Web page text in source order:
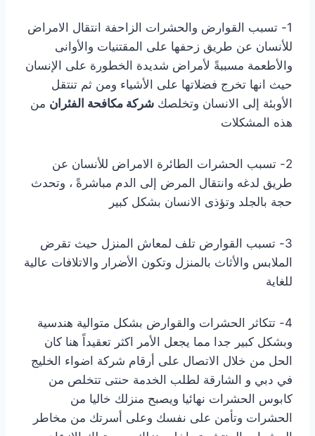
1- تسبب القوارض والحشرات الزاحفة انتقال الامراض
للأنسان عن طريق زحفها على المقتنيات والأوانى
والأطعمة مسببةً لأمراض شديدة الخطورة على الإنسان
حيث انها تخرج فضلاتها على الأشياء ومن ثم تنتقل
الأوبئة إلى الانسان وتخلصك شركة مكافحة الفئران من
هذه المشكلات
2- تسبب الحشرات الطائرة الامراض للأنسان عن
طريق لدغه وانتقال المرض إلى الدم مباشرةً ، وتحدث
حجة بالجلد وتؤذى الانسان بشكل كبير
3- تسبب القوارض تلف لمعاش المنزل حيث تقرض
الملابس والأثاث بالمنزل وتكون الأضرار والاتلافات عالية
للغاية
4- تتكاثر الحشرات والقوارض بشكل متوالية هندسية
وبشكل كبير جدا مما يجعل الأمر اكثر تعقيداً هنا كان
الحل من خلال الاتصال على أرقام شركة اضواء الخليج
في دبي و الشارقة لطلب الخدمة حنتى تتخلص من
كابوس الحشرات نهائيا ويصبح منزلك خاليا من
الحشرات وتأمن على نفسك وعلى أسرتك من مخاطر